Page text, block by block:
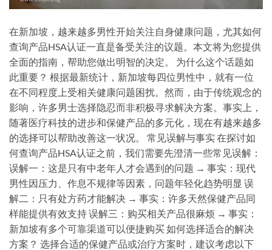
在新加坡，越来越多男性开始关注自身健康问题，尤其如何
查询产品HSA认证一直是备受关注的议题。本文将为您提供
全面的指南，帮助您做出明智的决定。 为什么这个话题如
此重要？ 根据最新统计，新加坡每四位男性中，就有一位
在不同程度上受相关健康问题困扰。然而，由于传统观念的
影响，许多男士选择隐忍而非积极寻求解决方案。事实上，
随著医疗科技的进步和保健产品的多元化，现在有越来越多
的选择可以帮助改善这一状况。 常见误解与事实 在探讨如
何查询产品HSA认证之前，我们需要先澄清一些常见误解：
误解一：这是只有中老年人才会遇到的问题 → 事实：现代
男性因压力、作息不规律等因素，问题年轻化趋势明显 误
解二：只有处方药才能解决 → 事实：许多天然保健产品同
样能提供有效支持 误解三：购买相关产品很麻烦 → 事实：
新加坡有多个可靠渠道可以便捷购买 如何选择适合的解决
方案？ 选择合适的保健产品或治疗方案时，建议考虑以下